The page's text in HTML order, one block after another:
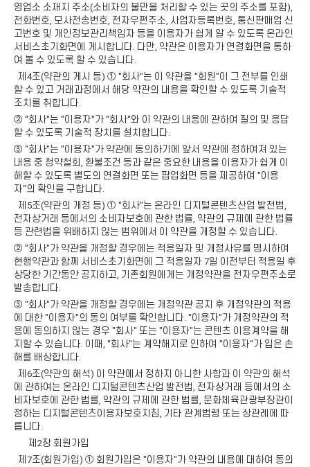
영업소 소재지 주소(소비자의 불만을 처리할 수 있는 곳의 주소를 포함),
전화번호, 모사전송번호, 전자우편주소, 사업자등록번호, 통신판매업 신
고번호 및 개인정보관리책임자 등을 이용자가 쉽게 알 수 있도록 온라인
서비스초기화면에 게시합니다. 다만, 약관은 이용자가 연결화면을 통하
여 볼 수 있도록 할 수 있습니다.
제4조(약관의 게시 등) ① "회사"는 이 약관을 "회원"이 그 전부를 인쇄
할 수 있고 거래과정에서 해당 약관의 내용을 확인할 수 있도록 기술적
조치를 취합니다.
② "회사"는 "이용자"가 "회사"와 이 약관의 내용에 관하여 질의 및 응답
할 수 있도록 기술적 장치를 설치합니다.
③ "회사"는 "이용자"가 약관에 동의하기에 앞서 약관에 정하여져 있는
내용 중 청약철회, 환불조건 등과 같은 중요한 내용을 이용자가 쉽게 이
해할 수 있도록 별도의 연결화면 또는 팝업화면 등을 제공하여 "이용
자"의 확인을 구합니다.
제5조(약관의 개정 등) ① "회사"는 온라인 디지털콘텐츠산업 발전법,
전자상거래 등에서의 소비자보호에 관한 법률, 약관의 규제에 관한 법률
등 관련법을 위배하지 않는 범위에서 이 약관을 개정할 수 있습니다.
② "회사"가 약관을 개정할 경우에는 적용일자 및 개정사유를 명시하여
현행약관과 함께 서비스초기화면에 그 적용일자 7일 이전부터 적용일 후
상당한 기간동안 공지하고, 기존회원에게는 개정약관을 전자우편주소로
발송합니다.
③ "회사"가 약관을 개정할 경우에는 개정약관 공지 후 개정약관의 적용
에 대한 "이용자"의 동의 여부를 확인합니다. "이용자"가 개정약관의 적
용에 동의하지 않는 경우 "회사" 또는 "이용자"는 콘텐츠 이용계약을 해
지할 수 있습니다. 이때, "회사"는 계약해지로 인하여 "이용자"가 입은 손
해를 배상합니다.
제6조(약관의 해석) 이 약관에서 정하지 아니한 사항과 이 약관의 해석
에 관하여는 온라인 디지털콘텐츠산업 발전법, 전자상거래 등에서의 소
비자보호에 관한 법률, 약관의 규제에 관한 법률, 문화체육관광부장관이
정하는 디지털콘텐츠이용자보호지침, 기타 관계법령 또는 상관례에 따
릅니다.
제2장 회원가입
제7조(회원가입) ① 회원가입은 "이용자"가 약관의 내용에 대하여 동의